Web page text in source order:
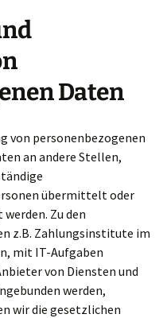
Daten
von personenbezogenen
an andere Stellen,
übermittelt oder
Zu den
z.B. Zahlungsinstitute im
mit IT-Aufgaben
von Diensten und
werden,
wir die gesetzlichen